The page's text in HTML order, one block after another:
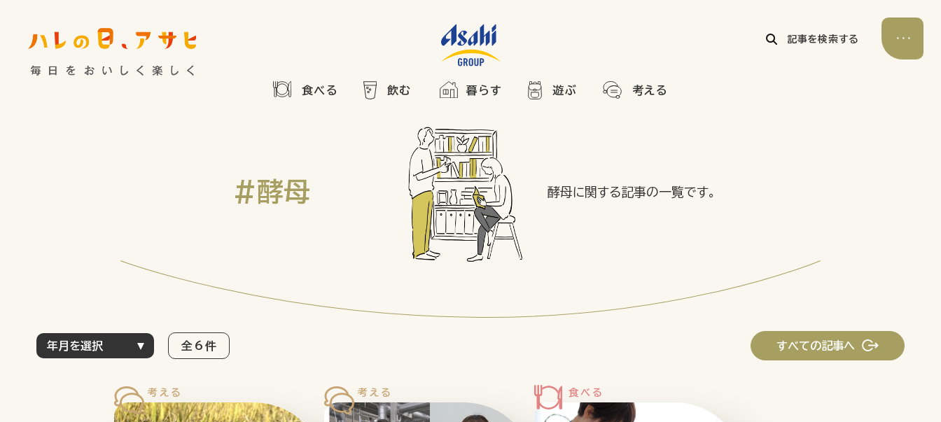
食べる 飲む 暮らす 遊ぶ 考える
記事を検索する
連載 アサヒの人
浅草特集2025 おでかけ
HOME
ARTICLE
#酵母 酵母に関する記事の一覧です。
全 6 件 すべての記事へ